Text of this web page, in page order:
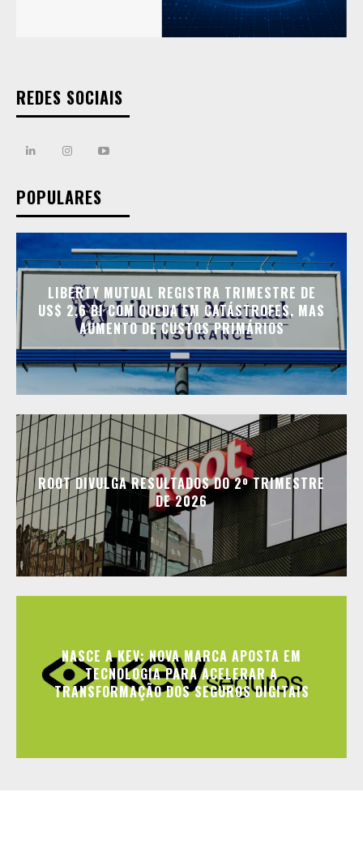
REDES SOCIAIS
POPULARES
LIBERTY MUTUAL REGISTRA TRIMESTRE DE
US$ 2,6 BI COM QUEDA EM CATÁSTROFES, MAS
AUMENTO DE CUSTOS PRIMÁRIOS
ROOT DIVULGA RESULTADOS DO 2º TRIMESTRE
DE 2026
NASCE A KEV: NOVA MARCA APOSTA EM
TECNOLOGIA PARA ACELERAR A
TRANSFORMAÇÃO DOS SEGUROS DIGITAIS